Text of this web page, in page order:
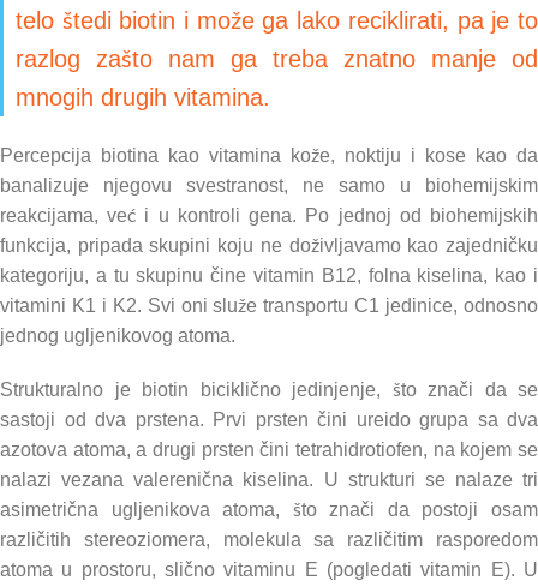
telo štedi biotin i može ga lako reciklirati, pa je to
razlog zašto nam ga treba znatno manje od
mnogih drugih vitamina.
Percepcija biotina kao vitamina kože, noktiju i kose kao da
banalizuje njegovu svestranost, ne samo u biohemijskim
reakcijama, već i u kontroli gena. Po jednoj od biohemijskih
funkcija, pripada skupini koju ne doživljavamo kao zajedničku
kategoriju, a tu skupinu čine vitamin B12, folna kiselina, kao i
vitamini K1 i K2. Svi oni služe transportu C1 jedinice, odnosno
jednog ugljenikovog atoma.
Strukturalno je biotin biciklično jedinjenje, što znači da se
sastoji od dva prstena. Prvi prsten čini ureido grupa sa dva
azotova atoma, a drugi prsten čini tetrahidrotiofen, na kojem se
nalazi vezana valerenična kiselina. U strukturi se nalaze tri
asimetrična ugljenikova atoma, što znači da postoji osam
različitih stereoziomera, molekula sa različitim rasporedom
atoma u prostoru, slično vitaminu E (pogledati vitamin E). U